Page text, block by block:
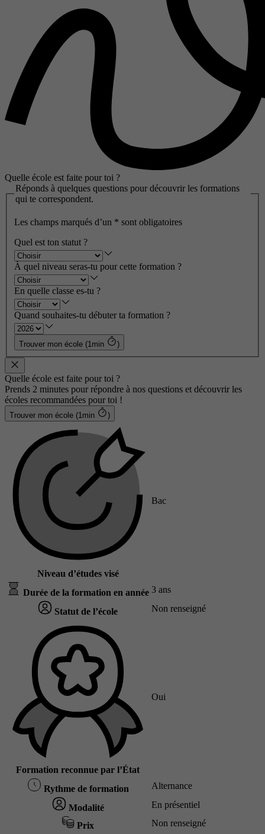
Quelle école est faite pour toi ?
Réponds à quelques questions pour découvrir les formations
qui te correspondent.
Les champs marqués d’un * sont obligatoires
Quel est ton statut ?
À quel niveau seras-tu pour cette formation ?
En quelle classe es-tu ?
Quand souhaites-tu débuter ta formation ?
Trouver mon école (1min )
Quelle école est faite pour toi ?
Prends 2 minutes pour répondre à nos questions et découvrir les
écoles recommandées pour toi !
Trouver mon école (1min )
Niveau d’études visé
Bac
Durée de la formation en année 3 ans
Statut de l’école Non renseigné
Formation reconnue par l’État
Oui
Rythme de formation Alternance
Modalité En présentiel
Prix Non renseigné